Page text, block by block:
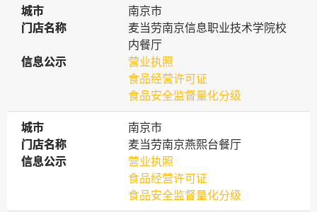
城市
城市
南京市
门店名称
门店名称
麦当劳南京信息职业技术学院校
内餐厅
信息公示
信息公示
营业执照
食品经营许可证
食品安全监督量化分级
城市
城市
南京市
门店名称
门店名称
麦当劳南京燕熙台餐厅
信息公示
信息公示
营业执照
食品经营许可证
食品安全监督量化分级